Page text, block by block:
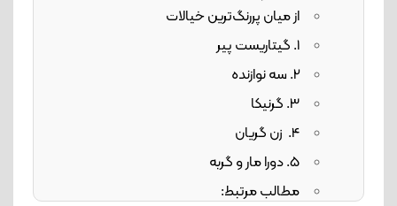
از میان پررنگ‌ترین خیالات
1. گیتاریست پیر
2. سه نوازنده
3. گرنیکا
4. زن گریان
5. دورا مار و گربه
مطالب مرتبط: